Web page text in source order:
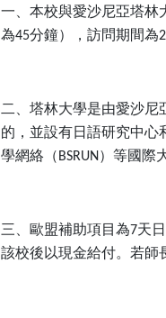
一、本校與愛沙尼亞塔林
為45分鐘），訪問期間為
二、塔林大學是由愛沙
的，並設有日語研究中心
學網絡（BSRUN）等國際
三、歐盟補助項目為7天
該校後以現金給付。若師